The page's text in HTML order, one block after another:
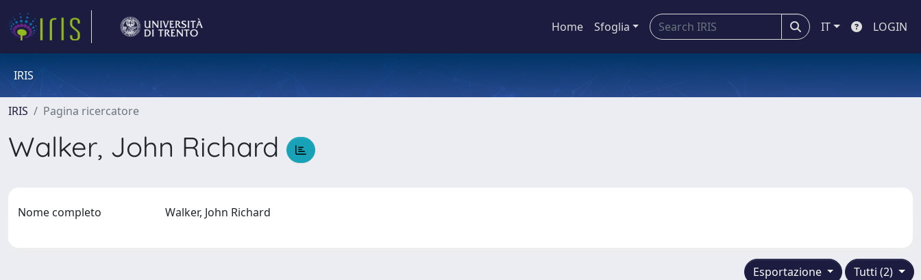
Home Sfoglia IT LOGIN
IRIS
IRIS Pagina ricercatore
Walker, John Richard
Nome completo Walker, John Richard
Tutti (2)
Esportazione